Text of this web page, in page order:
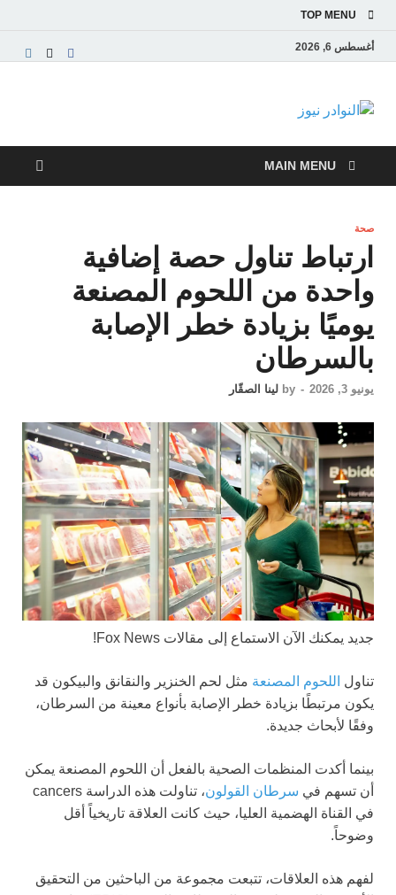
TOP MENU
أغسطس 6, 2026
النوادر نيوز
من العالم العربي والعالمي
MAIN MENU
صحة
ارتباط تناول حصة إضافية
واحدة من اللحوم المصنعة
يوميًا بزيادة خطر الإصابة
بالسرطان
يونيو 3, 2026 -
by لينا الصقّار
جديد يمكنك الآن الاستماع إلى مقالات Fox News!
تناول اللحوم المصنعة مثل لحم الخنزير والنقانق والبيكون قد
يكون مرتبطًا بزيادة خطر الإصابة بأنواع معينة من السرطان،
وفقًا لأبحاث جديدة.
بينما أكدت المنظمات الصحية بالفعل أن اللحوم المصنعة يمكن
أن تسهم في سرطان القولون
، تناولت هذه الدراسة cancers
في القناة الهضمية العليا، حيث كانت العلاقة تاريخياً أقل
وضوحاً.
لفهم هذه العلاقات، تتبعت مجموعة من الباحثين من التحقيق